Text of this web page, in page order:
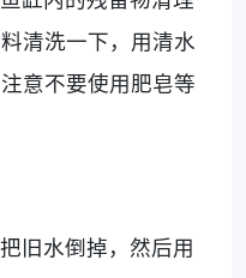
清洗一下，用清水
意不要使用肥皂等
旧水倒掉，然后用